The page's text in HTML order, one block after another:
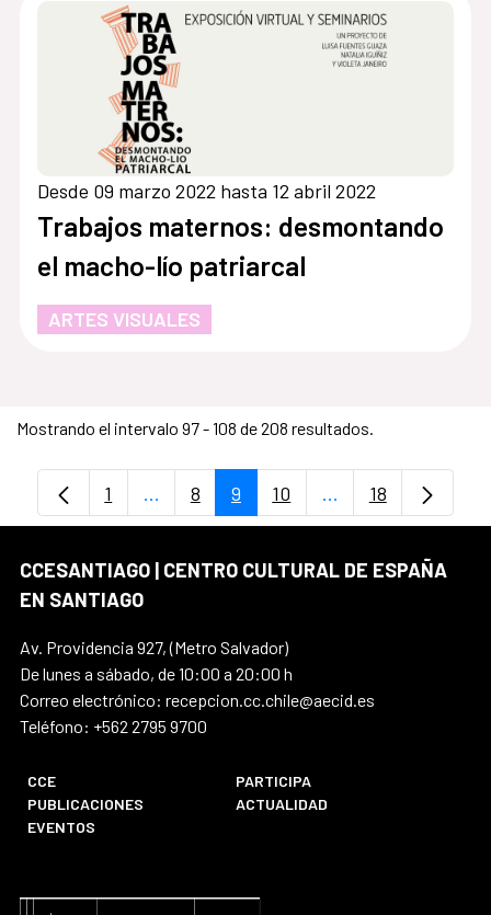
Desde 09 marzo 2022 hasta 12 abril 2022
Trabajos maternos: desmontando
el macho-lío patriarcal
ARTES VISUALES
Mostrando el intervalo 97 - 108 de 208 resultados.
Página
1 ...Páginas intermedias Use TAB para
Página
8 Página
9 Página
10 ...PáginasPágina
18
CCESANTIAGO | CENTRO CULTURAL DE ESPAÑA
EN SANTIAGO
Av. Providencia 927, (Metro Salvador)
De lunes a sábado, de 10:00 a 20:00 h
Correo electrónico: recepcion.cc.chile@aecid.es
Teléfono: +562 2795 9700
CCE
PARTICIPA
PUBLICACIONES
ACTUALIDAD
EVENTOS